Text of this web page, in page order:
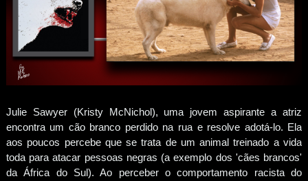
Julie Sawyer (Kristy McNichol), uma jovem aspirante a atriz
encontra um cão branco perdido na rua e resolve adotá-lo. Ela
aos poucos percebe que se trata de um animal treinado a vida
toda para atacar pessoas negras (a exemplo dos 'cães brancos'
da África do Sul). Ao perceber o comportamento racista do